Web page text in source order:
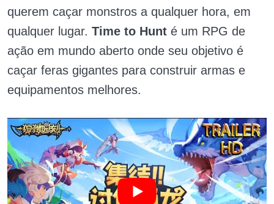
querem caçar monstros a qualquer hora, em
qualquer lugar. Time to Hunt é um RPG de
ação em mundo aberto onde seu objetivo é
caçar feras gigantes para construir armas e
equipamentos melhores.